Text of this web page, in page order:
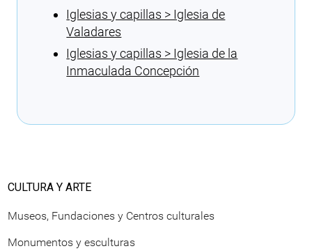
Iglesias y capillas > Iglesia de
Valadares
Iglesias y capillas > Iglesia de la
Inmaculada Concepción
CULTURA Y ARTE
Museos, Fundaciones y Centros culturales
Monumentos y esculturas